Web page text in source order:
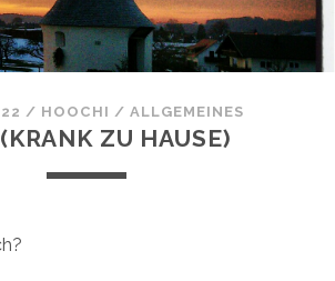
/ HOOCHI / ALLGEMEINES
ZU HAUSE)